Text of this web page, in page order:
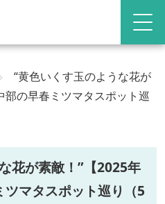
›
“黄色いくす玉のような花が
部の早春ミツマタスポット巡
花が素敵！”【2025年
マタスポット巡り（5